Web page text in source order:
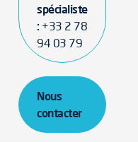
spécialiste
: +33 2 78
94 03 79
Nous
contacter